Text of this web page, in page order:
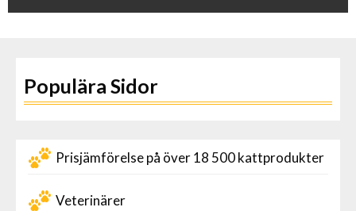
Populära Sidor
Prisjämförelse på över 18 500 kattprodukter
Veterinärer